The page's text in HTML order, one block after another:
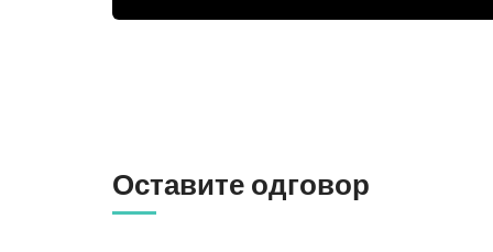
Оставите одговор